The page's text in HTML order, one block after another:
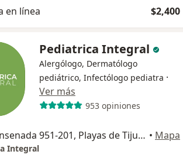
en línea $2,400
Pediatrica Integral
Alergólogo, Dermatólogo
pediátrico, Infectólogo pediatra ·
Ver más
953 opiniones
Paseo Ensenada 951-201, Playas de Tijuana Sección Jardines, Tijuana, Baja California, México, Tijuana • Mapa
Integral